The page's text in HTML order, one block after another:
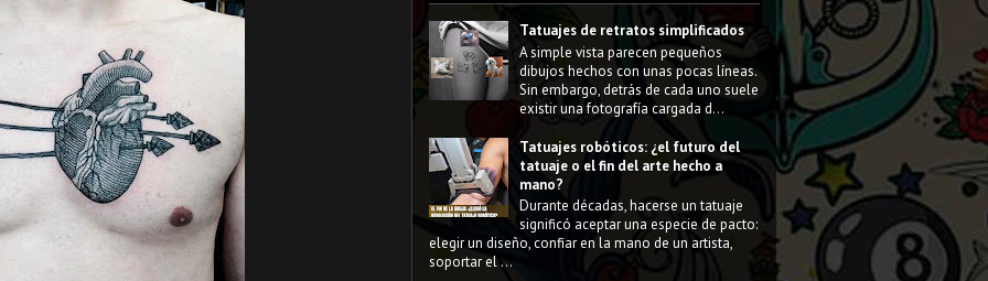
Tatuajes de retratos simplificados
A simple vista parecen pequeños
dibujos hechos con unas pocas líneas.
Sin embargo, detrás de cada uno suele
existir una fotografía cargada d...
Tatuajes robóticos: ¿el futuro del
tatuaje o el fin del arte hecho a
mano?
Durante décadas, hacerse un tatuaje
significó aceptar una especie de pacto:
elegir un diseño, confiar en la mano de un artista,
soportar el ...